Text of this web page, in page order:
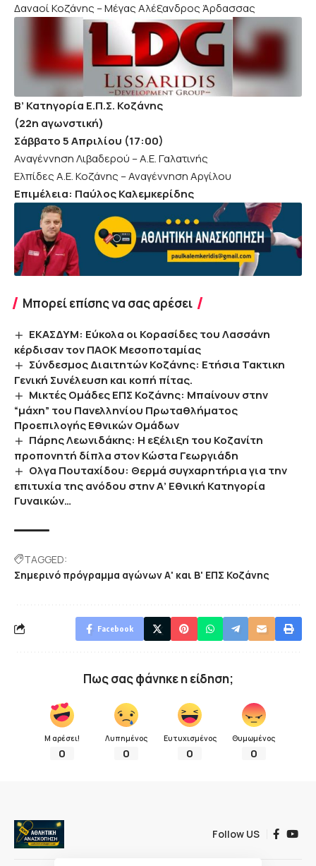
Δαναοί Κοζάνης – Μέγας Αλέξανδρος Άρδασσας
Β’ Κατηγορία Ε.Π.Σ. Κοζάνης
(22η αγωνστική)
Σάββατο 5 Απριλίου (17:00)
Αναγέννηση Λιβαδερού – Α.Ε. Γαλατινής
Ελπίδες Α.Ε. Κοζάνης – Αναγέννηση Αργίλου
Επιμέλεια: Παύλος Καλεμκερίδης
Μπορεί επίσης να σας αρέσει
ΕΚΑΣΔΥΜ: Εύκολα οι Κορασίδες του Λασσάνη
κέρδισαν τον ΠΑΟΚ Μεσοποταμίας
Σύνδεσμος Διαιτητών Κοζάνης: Ετήσια Τακτικη
Γενική Συνέλευση και κοπή πίτας.
Μικτές Ομάδες ΕΠΣ Κοζάνης: Μπαίνουν στην
“μάχη” του Πανελληνίου Πρωταθλήματος
Προεπιλογής Εθνικών Ομάδων
Πάρης Λεωνιδάκης: Η εξέλιξη του Κοζανίτη
προπονητή δίπλα στον Κώστα Γεωργιάδη
Oλγα Πουταχίδου: Θερμά συγχαρητήρια για την
επιτυχία της ανόδου στην Α’ Εθνική Κατηγορία
Γυναικών…
TAGGED:
Σημερινό πρόγραμμα αγώνων Α' και Β' ΕΠΣ Κοζάνης
Facebook
Πως σας φάνηκε η είδηση;
Μ αρέσει!
0
Λυπημένος
0
Ευτυχισμένος
0
Θυμωμένος
0
Follow US